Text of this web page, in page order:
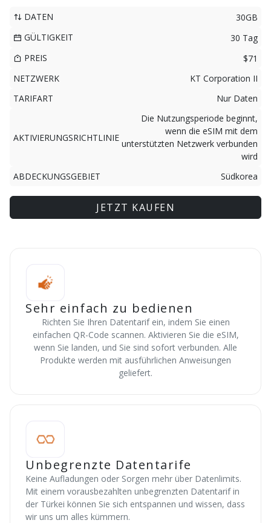
DATEN
30GB
GÜLTIGKEIT
30 Tag
PREIS
$71
NETZWERK
KT Corporation II
TARIFART
Nur Daten
AKTIVIERUNGSRICHTLINIE
Die Nutzungsperiode beginnt,
wenn die eSIM mit dem
unterstützten Netzwerk verbunden
wird
ABDECKUNGSGEBIET
Südkorea
JETZT KAUFEN
Sehr einfach zu bedienen
Richten Sie Ihren Datentarif ein, indem Sie einen
einfachen QR-Code scannen. Aktivieren Sie die eSIM,
wenn Sie landen, und Sie sind sofort verbunden. Alle
Produkte werden mit ausführlichen Anweisungen
geliefert.
Unbegrenzte Datentarife
Keine Aufladungen oder Sorgen mehr über Datenlimits.
Mit einem vorausbezahlten unbegrenzten Datentarif in
der Türkei können Sie sich entspannen und wissen, dass
wir uns um alles kümmern.